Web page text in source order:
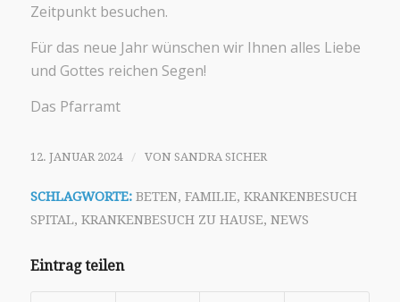
Zeitpunkt besuchen.
Für das neue Jahr wünschen wir Ihnen alles Liebe
und Gottes reichen Segen!
Das Pfarramt
12. JANUAR 2024 / VON SANDRA SICHER
SCHLAGWORTE: BETEN, FAMILIE, KRANKENBESUCH
SPITAL, KRANKENBESUCH ZU HAUSE, NEWS
Eintrag teilen